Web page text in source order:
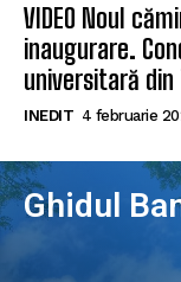
VIDEO Noul
inaugurare.
universitară din
INEDIT 4 februarie
Ghidul